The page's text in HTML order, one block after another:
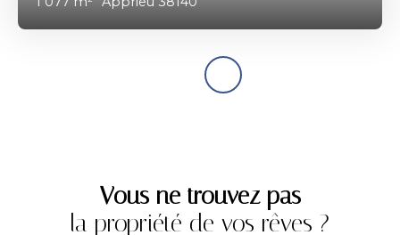
Vous ne trouvez pas
la propriété de vos rêves ?